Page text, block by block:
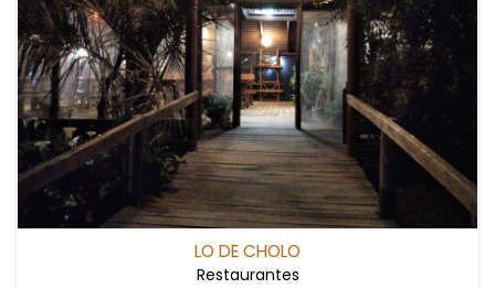
LO DE CHOLO
Restaurantes